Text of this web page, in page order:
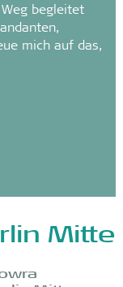
begleitet
mich auf das,
Mitte